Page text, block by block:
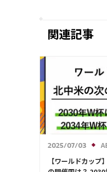
関連記事
2025/07/03
【ワールドカップ